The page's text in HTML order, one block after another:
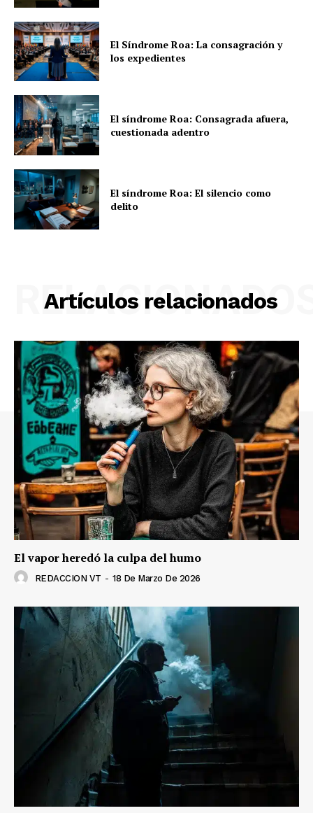
El Síndrome Roa: La consagración y
los expedientes
El síndrome Roa: Consagrada afuera,
cuestionada adentro
El síndrome Roa: El silencio como
delito
Artículos relacionados
El vapor heredó la culpa del humo
REDACCION VT - 18 De Marzo De 2026